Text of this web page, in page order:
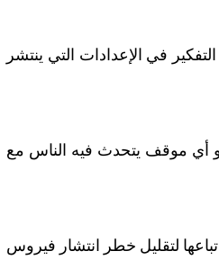
في الإعدادات التي ينتشر
أي موقف يتحدث فيه الناس مع
لتقليل خطر انتشار فيروس